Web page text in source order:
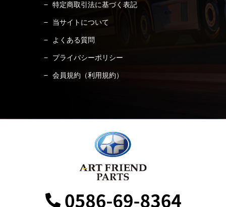
特定商取引法に基づく表記
当サイトについて
よくある質問
プライバシーポリシー
会員規約（利用規約）